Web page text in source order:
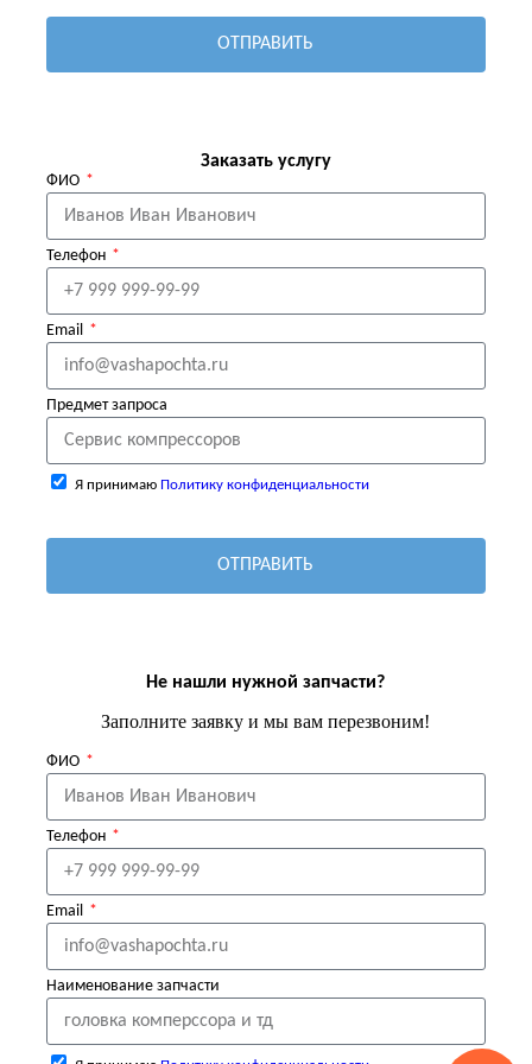
ОТПРАВИТЬ
Заказать услугу
ФИО
Телефон
Email
Предмет запроса
Я принимаю Политику конфиденциальности
ОТПРАВИТЬ
Не нашли нужной запчасти?
Заполните заявку и мы вам перезвоним!
ФИО
Телефон
Email
Наименование запчасти